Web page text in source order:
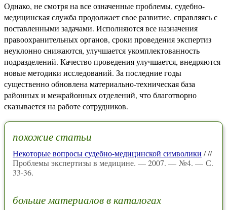
Однако, не смотря на все означенные проблемы, судебно-
медицинская служба продолжает свое развитие, справляясь с
поставленными задачами. Исполняются все назначения
правоохранительных органов, сроки проведения экспертиз
неуклонно снижаются, улучшается укомплектованность
подразделений. Качество проведения улучшается, внедряются
новые методики исследований. За последние годы
существенно обновлена материально-техническая база
районных и межрайонных отделений, что благотворно
сказывается на работе сотрудников.
похожие статьи
Некоторые вопросы судебно-медицинской символики / //
Проблемы экспертизы в медицине. — 2007. — №4. — С.
33-36.
больше материалов в каталогах